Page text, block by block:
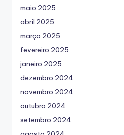
maio 2025
abril 2025
março 2025
fevereiro 2025
janeiro 2025
dezembro 2024
novembro 2024
outubro 2024
setembro 2024